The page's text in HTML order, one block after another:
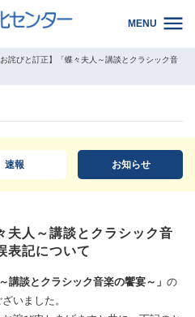
MENU
お詫びと訂正】「蝶々夫人～講談とクラシック音
速報 お知らせ
夫人～講談とクラシック音
表記について
講談とクラシック音楽の饗宴～」 の
いました。